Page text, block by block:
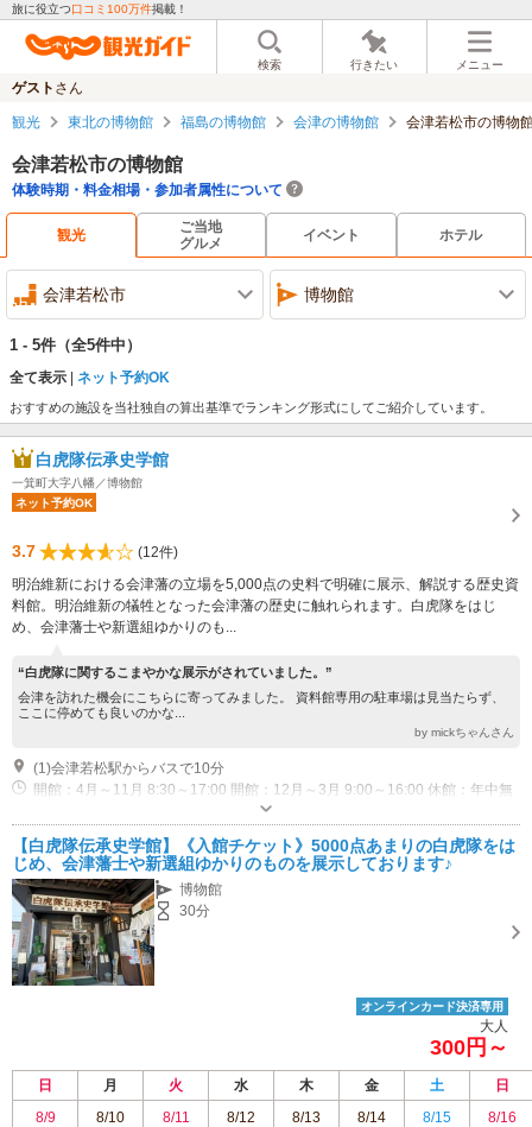
旅に役立つ口コミ100万件掲載！
検索 行きたい メニュー
ゲスト さん
観光 東北の博物館 福島の博物館 会津の博物館 会津若松市の博物
会津若松市の博物館
体験時期・料金相場・参加者属性について
観光
ご当地
グルメ
イベント ホテル
会津若松市 博物館
1 - 5件 （全5件中）
全て表示 ネット予約OK
おすすめの施設を当社独自の算出基準でランキング形式にしてご紹介しています。
白虎隊伝承史学館
一箕町大字八幡／博物館
ネット予約OK
3.7
(12件)
明治維新における会津藩の立場を5,000点の史料で明確に展示、解説する歴史資
料館。明治維新の犠牲となった会津藩の歴史に触れられます。白虎隊をはじ
め、会津藩士や新選組ゆかりのも...
“白虎隊に関するこまやかな展示がされていました。”
会津を訪れた機会にこちらに寄ってみました。 資料館専用の駐車場は見当たらず、
ここに停めても良いのかな...
by mickちゃんさん
(1)会津若松駅からバスで10分
開館：4月～11月 8:30～17:00 開館：12月～3月 9:00～16:00 休館：年中無
【白虎隊伝承史学館】《入館チケット》5000点あまりの白虎隊をは
じめ、会津藩士や新選組ゆかりのものを展示しております♪
博物館
30分
オンラインカード決済専用
大人
300円～
日 月 火 水 木 金 土
日
8/9
8/10 8/11 8/12 8/13 8/14 8/15 8/16